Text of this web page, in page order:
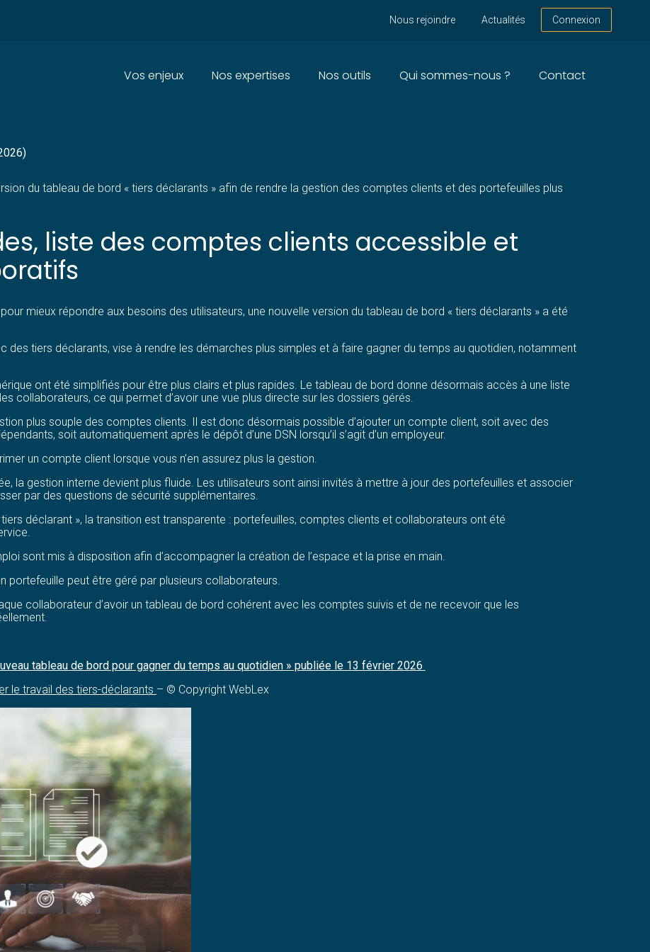
Nous rejoindre Actualités Connexion
Principal
Vos enjeux Nos expertises Nos outils Qui sommes-nous ? Contact
TABLEAU DE BORD POUR FACILITER LE TRAVAIL DES
du tableau de bord « tiers déclarants » afin de rendre la gestion des comptes clients et des portefeuilles plus
liste des comptes clients accessible et
mieux répondre aux besoins des utilisateurs, une nouvelle version du tableau de bord « tiers déclarants » a été
des tiers déclarants, vise à rendre les démarches plus simples et à faire gagner du temps au quotidien, notamment
ont été simplifiés pour être plus clairs et plus rapides. Le tableau de bord donne désormais accès à une liste
collaborateurs, ce qui permet d’avoir une vue plus directe sur les dossiers gérés.
plus souple des comptes clients. Il est donc désormais possible d’ajouter un compte client, soit avec des
soit automatiquement après le dépôt d’une DSN lorsqu’il s’agit d’un employeur.
un compte client lorsque vous n’en assurez plus la gestion.
la gestion interne devient plus fluide. Les utilisateurs sont ainsi invités à mettre à jour des portefeuilles et associer
par des questions de sécurité supplémentaires.
déclarant », la transition est transparente : portefeuilles, comptes clients et collaborateurs ont été
sont mis à disposition afin d’accompagner la création de l’espace et la prise en main.
portefeuille peut être géré par plusieurs collaborateurs.
collaborateur d’avoir un tableau de bord cohérent avec les comptes suivis et de ne recevoir que les
tableau de bord pour gagner du temps au quotidien » publiée le 13 février 2026
le travail des tiers-déclarants – © Copyright WebLex